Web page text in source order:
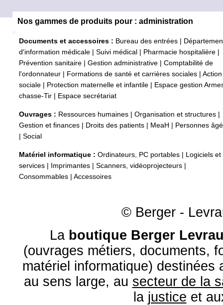
Nos gammes de produits pour : administration
Documents et accessoires : Bureau des entrées
d'information médicale
Suivi médical Pharmacie hospitalière
Prévention sanitaire
Gestion administrative
Comptabilité de
l'ordonnateur
Formations de santé et carrières sociales
Action
sociale
Protection maternelle et infantile
Espace gestion
chasse-Tir
Espace secrétariat
Ouvrages : Ressources humaines Organisation et structures
Gestion et finances
Droits des patients MeaH
Personnes
Social
Matériel informatique : Ordinateurs, PC portables
Logiciels et
services
Imprimantes Scanners, vidéoprojecteurs
Consommables
Accessoires
© Berger -
La boutique Berger
(ouvrages métiers, documents,
matériel informatique) destinées
au sens large, au secteur de la
la justice et